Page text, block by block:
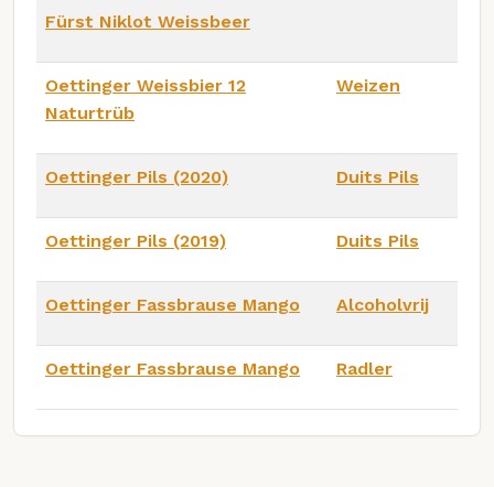
Fürst Niklot Weissbeer
Oettinger Weissbier 12
Naturtrüb
Weizen
Oettinger Pils (2020) Duits Pils
Oettinger Pils (2019) Duits Pils
Oettinger Fassbrause Mango Alcoholvrij
Oettinger Fassbrause Mango Radler